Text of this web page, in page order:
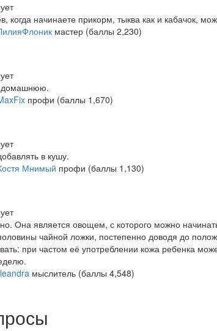
когда начинаете прикорм, тыква как и кабачок,
мастер (баллы 2,230)
домашнюю.
профи (баллы 1,670)
в кушу.
Мнимый профи (баллы 1,130)
Она является овощем, с которого можно
чайной ложки, постепенно доводя до
при частом её употреблении кожа ребенка
мыслитель (баллы 4,548)